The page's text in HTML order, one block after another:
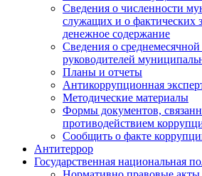
Сведения о численности
служащих и о фактических
денежное содержание
Сведения о среднемесячной
руководителей
Планы и отчеты
Антикоррупционная
Методические материалы
Формы документов,
противодействием
Сообщить о факте
Антитеррор
Государственная национальная